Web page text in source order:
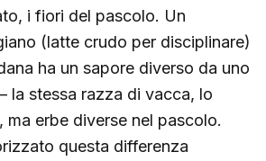
i fiori del pascolo. Un
(latte crudo per disciplinare)
ha un sapore diverso da uno
la stessa razza di vacca, lo
ma erbe diverse nel pascolo.
questa differenza